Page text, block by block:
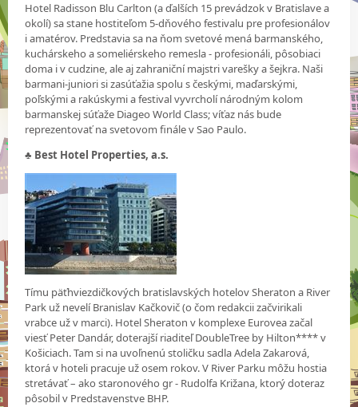
Hotel Radisson Blu Carlton (a ďalších 15 prevádzok v Bratislave a
okolí) sa stane hostiteľom 5-dňového festivalu pre profesionálov
i amatérov. Predstavia sa na ňom svetové mená barmanského,
kuchárskeho a someliérskeho remesla - profesionáli, pôsobiaci
doma i v cudzine, ale aj zahraniční majstri varešky a šejkra. Naši
barmani-juniori si zasúťažia spolu s českými, maďarskými,
poľskými a rakúskymi a festival vyvrcholí národným kolom
barmanskej súťaže Diageo World Class; víťaz nás bude
reprezentovať na svetovom finále v Sao Paulo.
♣ Best Hotel Properties, a.s.
Tímu päťhviezdičkových bratislavských hotelov Sheraton a River
Park už nevelí Branislav Kačkovič (o čom redakcii začvirikali
vrabce už v marci). Hotel Sheraton v komplexe Eurovea začal
viesť Peter Dandár, doterajší riaditeľ DoubleTree by Hilton**** v
Košiciach. Tam si na uvoľnenú stoličku sadla Adela Zakarová,
ktorá v hoteli pracuje už osem rokov. V River Parku môžu hostia
stretávať – ako staronového gr - Rudolfa Križana, ktorý doteraz
pôsobil v Predstavenstve BHP.